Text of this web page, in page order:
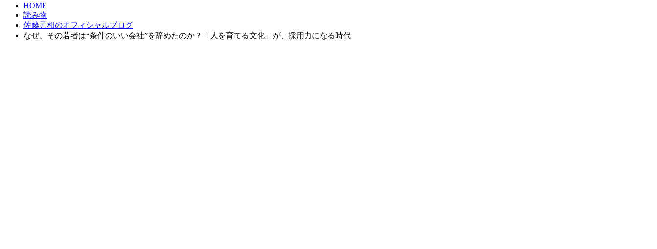
HOME
読み物
佐藤元相のオフィシャルブログ
なぜ、その若者は“条件のいい会社”を辞めたのか？「人を育てる文化」が、採用力になる時代